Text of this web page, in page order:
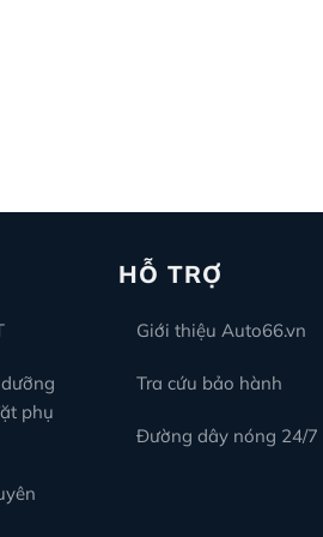
phụ
HỖ TRỢ
Giới thiệu Auto66.vn
Tra cứu bảo hành
Đường dây nóng 24/7